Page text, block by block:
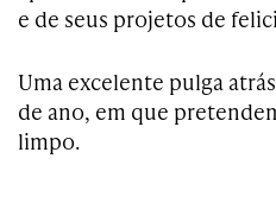
e de seus projetos de
Uma excelente pulga
de ano, em que
limpo.